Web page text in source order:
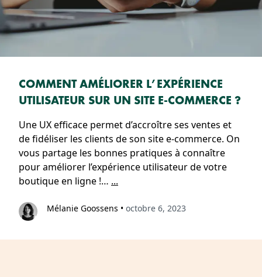
COMMENT AMÉLIORER L’EXPÉRIENCE
UTILISATEUR SUR UN SITE E-COMMERCE ?
Une UX efficace permet d’accroître ses ventes et
de fidéliser les clients de son site e-commerce. On
vous partage les bonnes pratiques à connaître
pour améliorer l’expérience utilisateur de votre
boutique en ligne !… ...
Mélanie Goossens • octobre 6, 2023